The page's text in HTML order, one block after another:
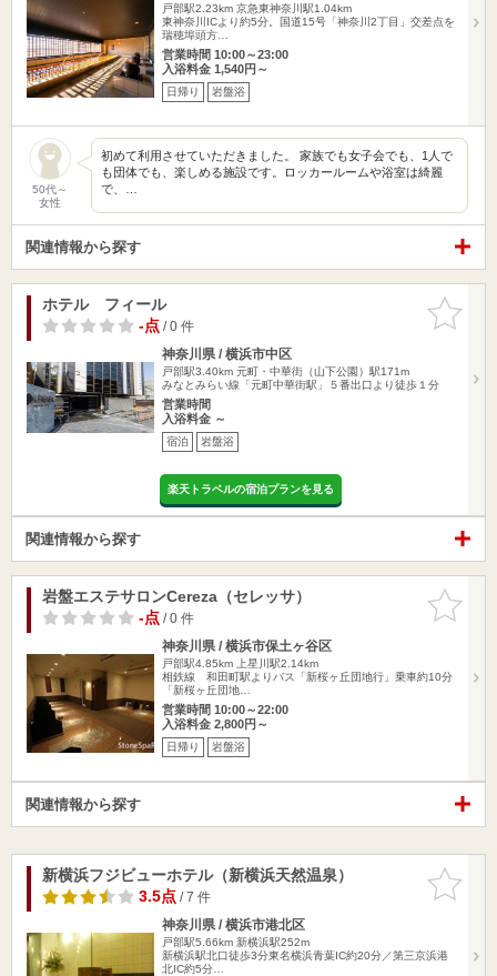
戸部駅2.23km 京急東神奈川駅1.04km
東神奈川ICより約5分。国道15号「神奈川2丁目」交差点を
瑞穂埠頭方…
営業時間 10:00～23:00
入浴料金 1,540円～
日帰り 岩盤浴
50代～
女性
初めて利用させていただきました。 家族でも女子会でも、1人で
も団体でも、楽しめる施設です。ロッカールームや浴室は綺麗
で、…
関連情報から探す
お気に入
りに追加
ホテル フィール
-点/ 0 件
神奈川県 / 横浜市中区
戸部駅3.40km 元町・中華街（山下公園）駅171m
みなとみらい線「元町中華街駅」５番出口より徒歩１分
営業時間
入浴料金 ～
宿泊 岩盤浴
楽天トラベルの宿泊プランを見る
関連情報から探す
お気に入
りに追加
岩盤エステサロンCereza（セレッサ）
-点/ 0 件
神奈川県 / 横浜市保土ヶ谷区
戸部駅4.85km
上星川駅2.14km
相鉄線 和田町駅よりバス「新桜ヶ丘団地行」乗車約10分
「新桜ヶ丘団地…
営業時間 10:00～22:00
入浴料金 2,800円～
日帰り 岩盤浴
関連情報から探す
お気に入
りに追加
新横浜フジビューホテル（新横浜天然温泉）
3.5点/ 7 件
神奈川県 / 横浜市港北区
戸部駅5.66km 新横浜駅252m
新横浜駅北口徒歩3分東名横浜青葉IC約20分／第三京浜港
北IC約5分…